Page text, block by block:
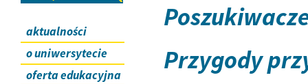
aktualności
o uniwersytecie
oferta edukacyjna
Przygody